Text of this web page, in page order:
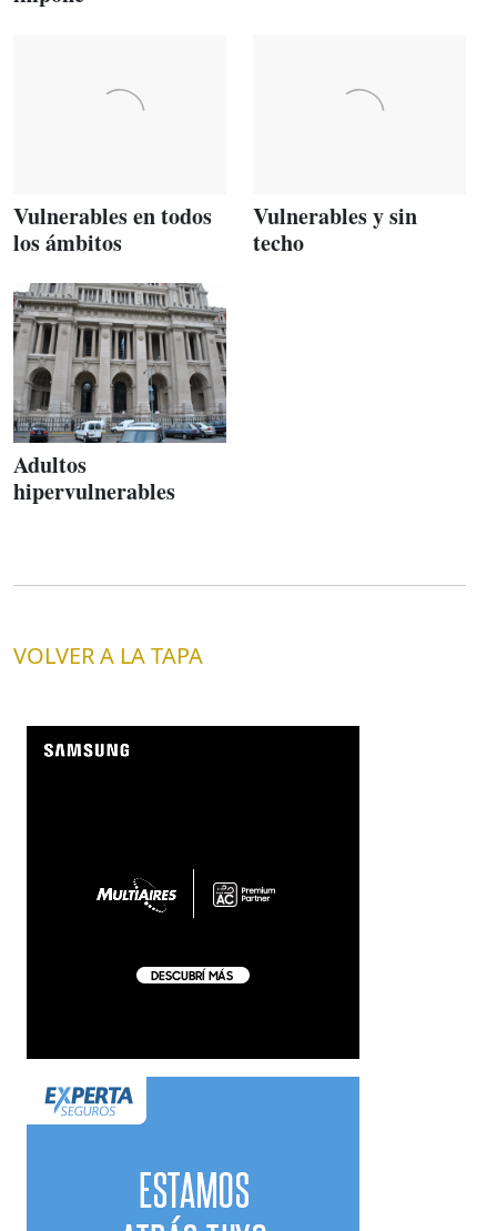
Vulnerables en todos
los ámbitos
Vulnerables y sin
techo
Adultos
hipervulnerables
VOLVER A LA TAPA